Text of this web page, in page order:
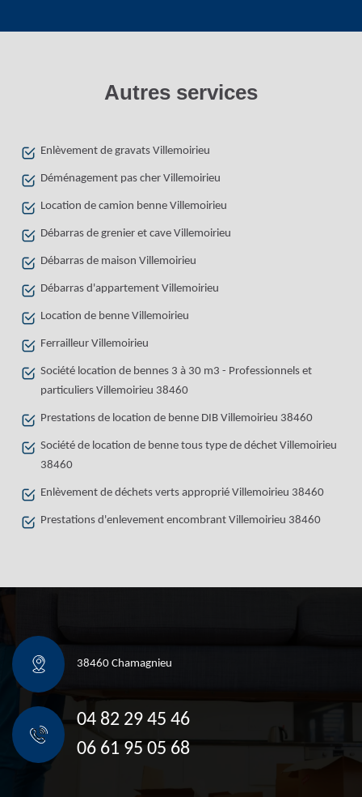
Autres services
Enlèvement de gravats Villemoirieu
Déménagement pas cher Villemoirieu
Location de camion benne Villemoirieu
Débarras de grenier et cave Villemoirieu
Débarras de maison Villemoirieu
Débarras d'appartement Villemoirieu
Location de benne Villemoirieu
Ferrailleur Villemoirieu
Société location de bennes 3 à 30 m3 - Professionnels et
particuliers Villemoirieu 38460
Prestations de location de benne DIB Villemoirieu 38460
Société de location de benne tous type de déchet Villemoirieu
38460
Enlèvement de déchets verts approprié Villemoirieu 38460
Prestations d'enlevement encombrant Villemoirieu 38460
38460 Chamagnieu
04 82 29 45 46
06 61 95 05 68